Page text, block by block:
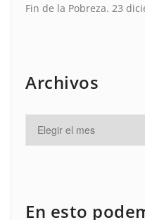
Fin de la Pobreza. 23
Archivos
En esto